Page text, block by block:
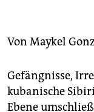
nord
wahrheit
verlag
Von Maykel
Gefängnisse,
kubanische
Ebene